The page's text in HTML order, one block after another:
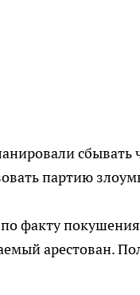
сбывать
партию
факту
арестован.